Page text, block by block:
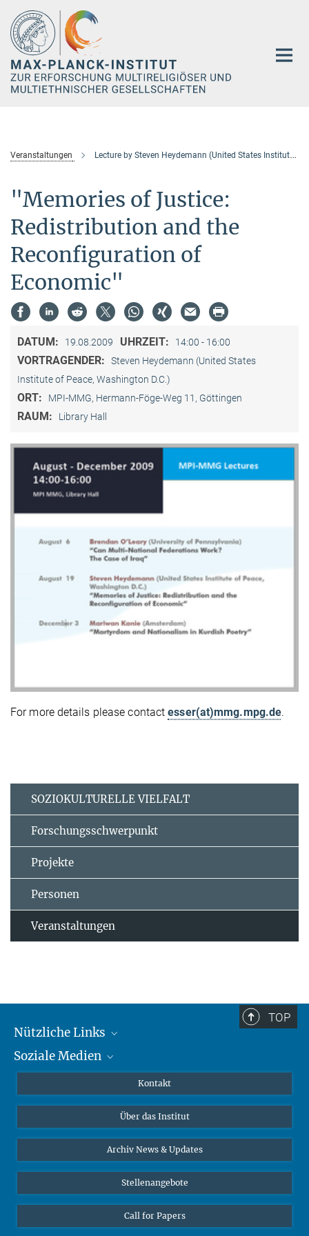
Hauptinhalt
Veranstaltungen Lecture by Steven Heydemann (United States Institute of Peace, Washington D.C.)
"Memories of Justice:
Redistribution and the
Reconfiguration of
Economic"
DATUM: 19.08.2009 UHRZEIT: 14:00 - 16:00
VORTRAGENDER:
Steven Heydemann (United States
Institute of Peace, Washington D.C.)
ORT: MPI-MMG, Hermann-Föge-Weg 11, Göttingen
RAUM: Library Hall
For more details please contactesser(at)mmg.mpg.de.
SOZIOKULTURELLE VIELFALT
Forschungsschwerpunkt
Projekte
Personen
Veranstaltungen
TOP
Nützliche Links
MMG Alumni Corner
Online-Vorträge
Interviews zum Thema "Diversity"
Soziale Medien
Bluesky
Kontakt
Über das Institut
Archiv News & Updates
Stellenangebote
Call for Papers